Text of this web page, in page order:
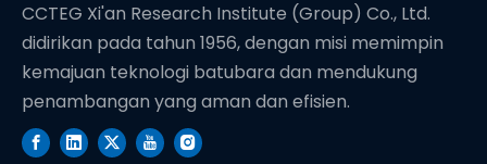
CCTEG Xi'an Research Institute (Group) Co., Ltd.
didirikan pada tahun 1956, dengan misi memimpin
kemajuan teknologi batubara dan mendukung
penambangan yang aman dan efisien.